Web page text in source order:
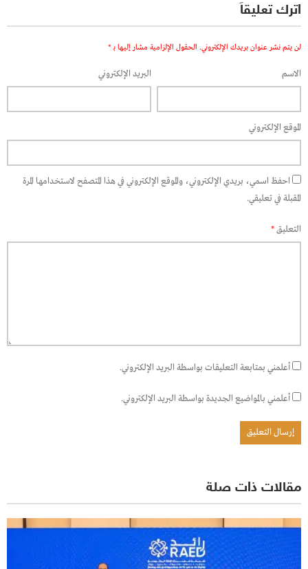
اترك تعليقاً
لن يتم نشر عنوان بريدك الإلكتروني. الحقول الإلزامية مشار إليها بـ *
الاسم البريد الإلكتروني
الموقع الإلكتروني
احفظ اسمي، بريدي الإلكتروني، والموقع الإلكتروني في هذا المتصفح لاستخدامها المرة
المقبلة في تعليقي.
التعليق*
أعلمني بمتابعة التعليقات بواسطة البريد الإلكتروني.
أعلمني بالمواضيع الجديدة بواسطة البريد الإلكتروني.
مقالات ذات صلة